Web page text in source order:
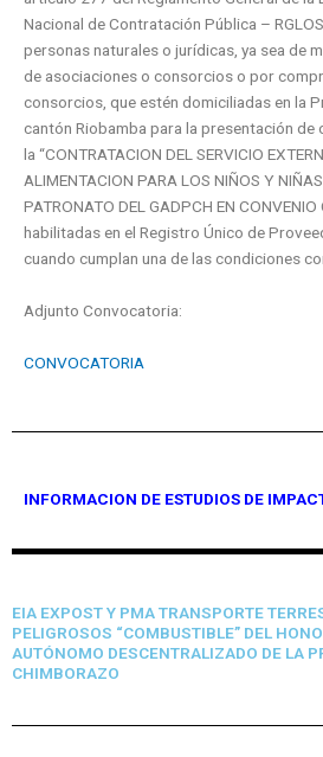
Nacional de Contratación Pública –
personas naturales o jurídicas, ya sea de
de asociaciones o consorcios o por
consorcios, que estén domiciliadas en la
cantón Riobamba para la presentación
la “CONTRATACION DEL SERVICIO
ALIMENTACION PARA LOS NIÑOS Y
PATRONATO DEL GADPCH EN
habilitadas en el Registro Único de
cuando cumplan una de las condiciones
Adjunto Convocatoria:
CONVOCATORIA
INFORMACION DE ESTUDIOS DE
EIA EXPOST Y PMA TRANSPORTE
PELIGROSOS “COMBUSTIBLE” DEL
AUTÓNOMO DESCENTRALIZADO DE LA
CHIMBORAZO